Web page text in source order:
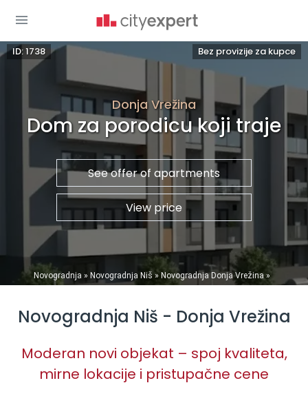
ID: 1738 Bez provizije za kupce
Donja Vrežina
Dom za porodicu koji traje
See offer of apartments
View price
You are here
Novogradnja » Novogradnja Niš » Novogradnja Donja Vrežina »
Novogradnja Niš - Donja Vrežina
Moderan novi objekat – spoj kvaliteta,
mirne lokacije i pristupačne cene